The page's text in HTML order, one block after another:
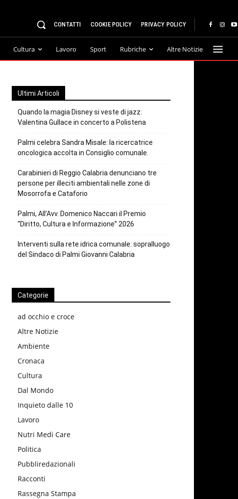
CONTATTI COOKIE POLICY PRIVACY POLICY
Cultura Lavoro Sport Rubriche Altre Notizie
Ultimi Articoli
Quando la magia Disney si veste di jazz:
Valentina Gullace in concerto a Polistena
Palmi celebra Sandra Misale: la ricercatrice
oncologica accolta in Consiglio comunale.
Carabinieri di Reggio Calabria denunciano tre
persone per illeciti ambientali nelle zone di
Mosorrofa e Cataforio
Palmi, All’Avv. Domenico Naccari il Premio
“Diritto, Cultura e Informazione” 2026
Interventi sulla rete idrica comunale: sopralluogo
del Sindaco di Palmi Giovanni Calabria
Categorie
ad occhio e croce
Altre Notizie
Ambiente
Cronaca
Cultura
Dal Mondo
Inquieto dalle 10
Lavoro
Nutri Medi Care
Politica
Pubbliredazionali
Racconti
Rassegna Stampa